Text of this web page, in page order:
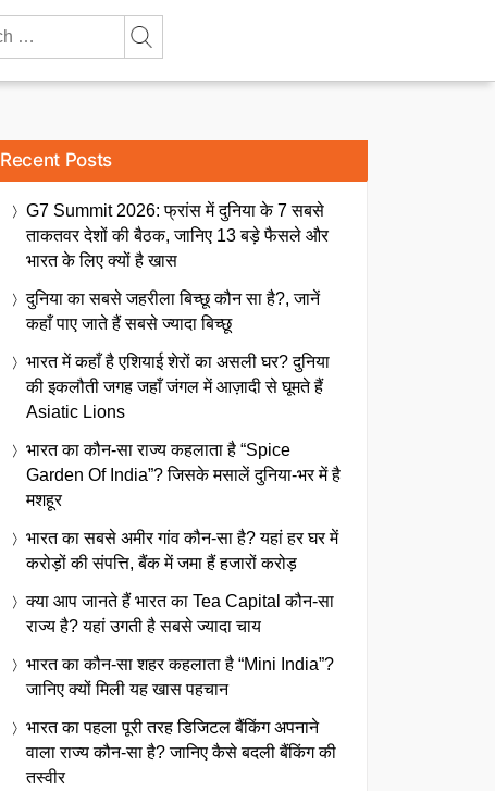
Recent Posts
G7 Summit 2026: फ्रांस में दुनिया के 7 सबसे
ताकतवर देशों की बैठक, जानिए 13 बड़े फैसले और
भारत के लिए क्यों है खास
दुनिया का सबसे जहरीला बिच्छू कौन सा है?, जानें
कहाँ पाए जाते हैं सबसे ज्यादा बिच्छू
भारत में कहाँ है एशियाई शेरों का असली घर? दुनिया
की इकलौती जगह जहाँ जंगल में आज़ादी से घूमते हैं
Asiatic Lions
भारत का कौन-सा राज्य कहलाता है “Spice
Garden Of India”? जिसके मसालें दुनिया-भर में है
मशहूर
भारत का सबसे अमीर गांव कौन-सा है? यहां हर घर में
करोड़ों की संपत्ति, बैंक में जमा हैं हजारों करोड़
क्या आप जानते हैं भारत का Tea Capital कौन-सा
राज्य है? यहां उगती है सबसे ज्यादा चाय
भारत का कौन-सा शहर कहलाता है “Mini India”?
जानिए क्यों मिली यह खास पहचान
भारत का पहला पूरी तरह डिजिटल बैंकिंग अपनाने
वाला राज्य कौन-सा है? जानिए कैसे बदली बैंकिंग की
तस्वीर